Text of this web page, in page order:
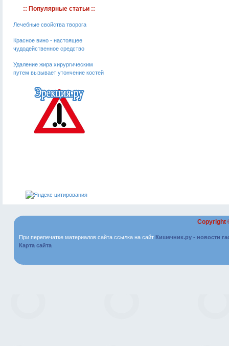
:: Популярные статьи ::
Лечебные свойства творога
Красное вино - настоящее
чудодейственное средство
Удаление жира хирургическим
путем вызывает утончение костей
Copyright
При перепечатке материалов сайта ссылка на сайт Кишечник.ру - новости
Карта сайта